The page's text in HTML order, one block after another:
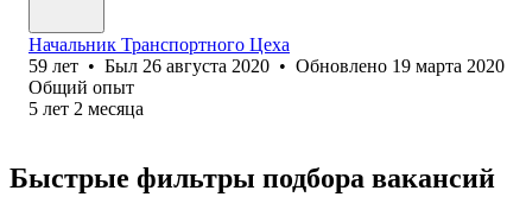
Начальник Транспортного Цеха
59 лет • Был 26 августа 2020 • Обновлено 19 марта 2020
Общий опыт
5 лет 2 месяца
Быстрые фильтры подбора вакансий